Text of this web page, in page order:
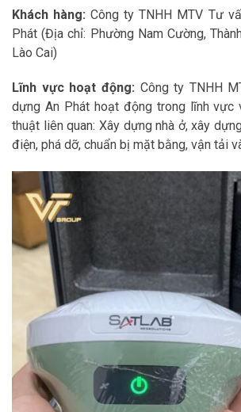
Khách hàng:Công ty TNHH MTV Tư
Phát (Địa chỉ: Phường Nam Cường,
Lào Cai)
Lĩnh vực hoạt động: Công ty TNHH
dựng An Phát hoạt động trong lĩnh vực
thuật liên quan: Xây dựng nhà ở, xây
điện, phá dỡ, chuẩn bị mặt bằng, vận tải